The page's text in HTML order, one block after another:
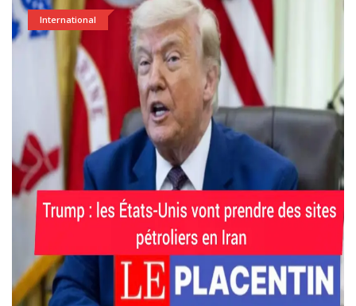
International